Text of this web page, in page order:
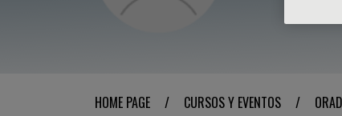
HOME PAGE / CURSOS Y EVENTOS /